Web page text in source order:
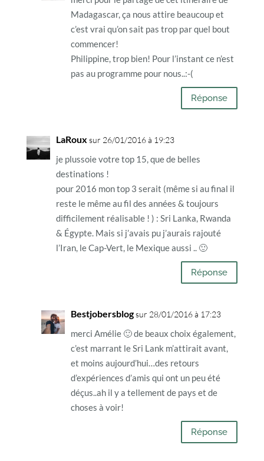
Madagascar, ça nous attire beaucoup et
c’est vrai qu’on sait pas trop par quel bout
commencer!
Philippine, trop bien! Pour l’instant ce n’est
pas au programme pour nous..:-(
Réponse
LaRoux sur 26/01/2016 à 19:23
je plussoie votre top 15, que de belles
destinations !
pour 2016 mon top 3 serait (même si au final il
reste le même au fil des années & toujours
difficilement réalisable ! ) : Sri Lanka, Rwanda
& Égypte. Mais si j’avais pu j’aurais rajouté
l’Iran, le Cap-Vert, le Mexique aussi .. 🙂
Réponse
Bestjobersblogsur 28/01/2016 à 17:23
merci Amélie 🙂 de beaux choix également,
c’est marrant le Sri Lank m’attirait avant,
et moins aujourd’hui…des retours
d’expériences d’amis qui ont un peu été
déçus..ah il y a tellement de pays et de
choses à voir!
Réponse